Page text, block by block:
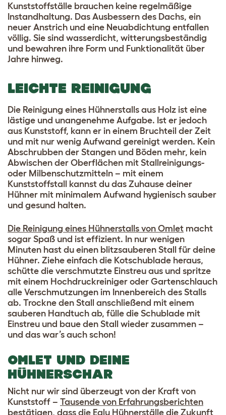
Kunststoffställe brauchen keine regelmäßige
Instandhaltung. Das Ausbessern des Dachs, ein
neuer Anstrich und eine Neuabdichtung entfallen
völlig. Sie sind wasserdicht, witterungsbeständig
und bewahren ihre Form und Funktionalität über
Jahre hinweg.
LEICHTE REINIGUNG
Die Reinigung eines Hühnerstalls aus Holz ist eine
lästige und unangenehme Aufgabe. Ist er jedoch
aus Kunststoff, kann er in einem Bruchteil der Zeit
und mit nur wenig Aufwand gereinigt werden. Kein
Abschrubben der Stangen und Böden mehr, kein
Abwischen der Oberflächen mit Stallreinigungs-
oder Milbenschutzmitteln – mit einem
Kunststoffstall kannst du das Zuhause deiner
Hühner mit minimalem Aufwand hygienisch sauber
und gesund halten.
Die Reinigung eines Hühnerstalls von Omlet macht
sogar Spaß und ist effizient. In nur wenigen
Minuten hast du einen blitzsauberen Stall für deine
Hühner. Ziehe einfach die Kotschublade heraus,
schütte die verschmutzte Einstreu aus und spritze
mit einem Hochdruckreiniger oder Gartenschlauch
alle Verschmutzungen im Innenbereich des Stalls
ab. Trockne den Stall anschließend mit einem
sauberen Handtuch ab, fülle die Schublade mit
Einstreu und baue den Stall wieder zusammen –
und das war’s auch schon!
OMLET UND DEINE
HÜHNERSCHAR
Nicht nur wir sind überzeugt von der Kraft von
Kunststoff – Tausende von Erfahrungsberichten
bestätigen, dass die Eglu Hühnerställe die Zukunft